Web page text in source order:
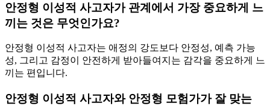
안정형 이성적 사고자가 관계에서 가장 중요하게 느
끼는 것은 무엇인가요?
안정형 이성적 사고자는 애정의 강도보다 안정성, 예측 가능
성, 그리고 감정이 안전하게 받아들여지는 감각을 중요하게 느
끼는 편입니다.
안정형 이성적 사고자와 안정형 모험가가 잘 맞는